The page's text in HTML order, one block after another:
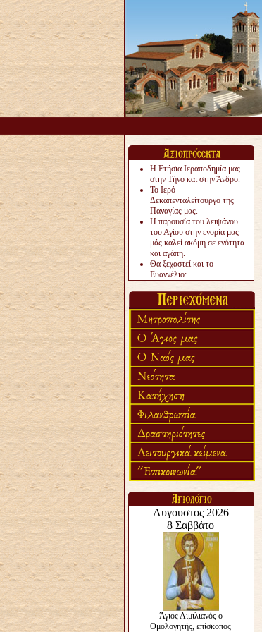
Η Ετήσια Ιεραποδημία μας
στην Τήνο και στην Άνδρο.
Το Ιερό
Δεκαπενταλείτουργο της
Παναγίας μας.
Η παρουσία του λειψάνου
του Αγίου στην ενορία μας
μάς καλεί ακόμη σε ενότητα
και αγάπη.
Θα ξεχαστεί και το
Ευαγγέλιο;
«πολύ αργά».
Ζητείται....